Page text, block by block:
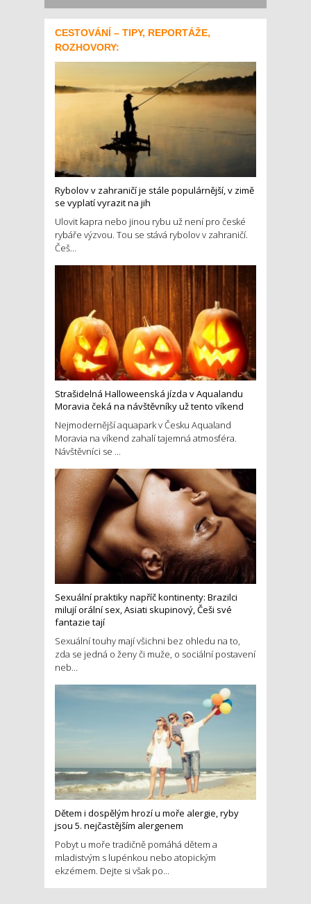
CESTOVÁNÍ – TIPY, REPORTÁŽE,
ROZHOVORY:
Rybolov v zahraničí je stále populárnější, v zimě
se vyplatí vyrazit na jih
Ulovit kapra nebo jinou rybu už není pro české
rybáře výzvou. Tou se stává rybolov v zahraničí.
Češ...
Strašidelná Halloweenská jízda v Aqualandu
Moravia čeká na návštěvníky už tento víkend
Nejmodernější aquapark v Česku Aqualand
Moravia na víkend zahalí tajemná atmosféra.
Návštěvníci se ...
Sexuální praktiky napříč kontinenty: Brazilci
milují orální sex, Asiati skupinový, Češi své
fantazie tají
Sexuální touhy mají všichni bez ohledu na to,
zda se jedná o ženy či muže, o sociální postavení
neb...
Dětem i dospělým hrozí u moře alergie, ryby
jsou 5. nejčastějším alergenem
Pobyt u moře tradičně pomáhá dětem a
mladistvým s lupénkou nebo atopickým
ekzémem. Dejte si však po...